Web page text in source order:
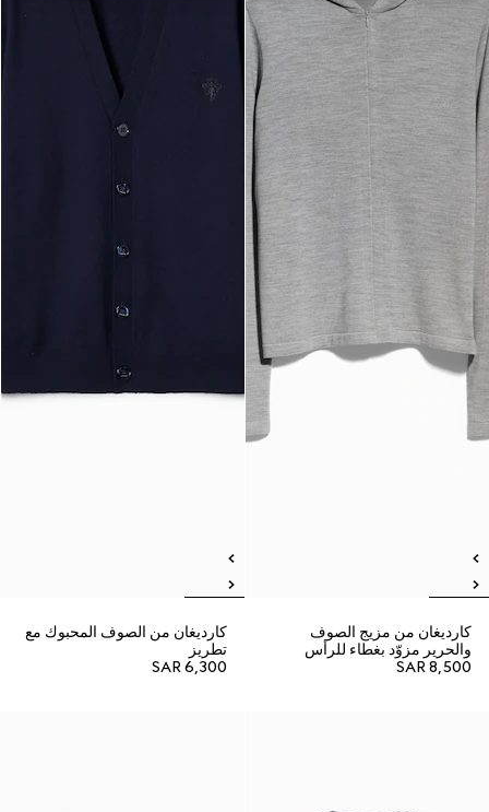
كارديغان من مزيج الصوف
والحرير مزوّد بغطاء للرأس
SAR 8,500
كارديغان من الصوف المحبوك مع
تطريز
SAR 6,300